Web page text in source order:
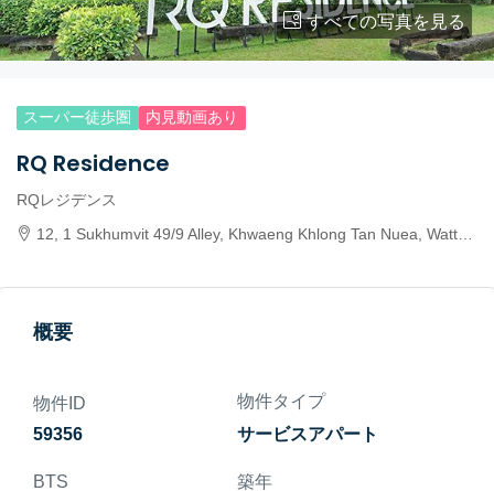
すべての写真を見る
スーパー徒歩圏 内見動画あり
RQ Residence
RQレジデンス
12, 1 Sukhumvit 49/9 Alley, Khwaeng Khlong Tan Nuea, Watthana, Krung Thep Maha Nakhon 10110, Thailand
概要
物件ID
59356
物件タイプ
サービスアパート
BTS
築年